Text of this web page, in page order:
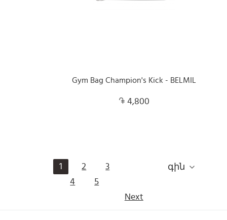
Gym Bag Champion's Kick - BELMIL
4,800
գին
1 2
3
4
5
Next